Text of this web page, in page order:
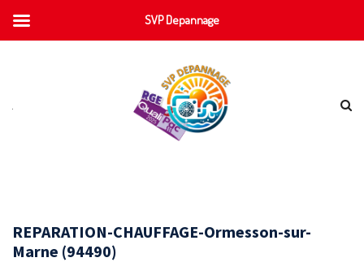
REPARATION-CHAUFFAGE-Ormesson-sur-
Marne (94490)
SVP Depannage